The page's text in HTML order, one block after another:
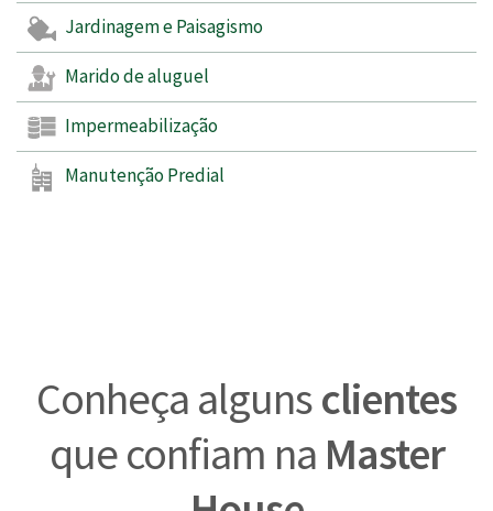
Jardinagem e Paisagismo
Marido de aluguel
Impermeabilização
Manutenção Predial
Conheça algunsclientes
que confiam na Master